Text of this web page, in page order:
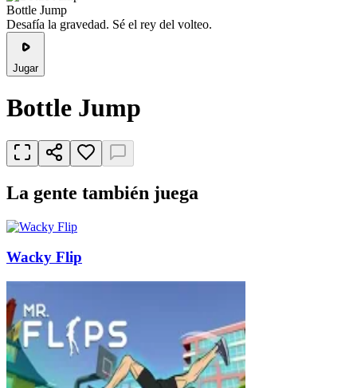
Bottle Jump
Desafía la gravedad. Sé el rey del volteo.
Jugar
Bottle Jump
La gente también juega
Wacky Flip